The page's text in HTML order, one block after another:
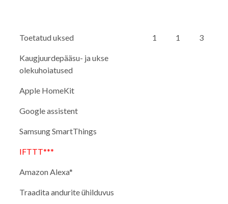
Toetatud uksed 1 1 3
Kaugjuurdepääsu- ja ukse
olekuhoiatused
Apple HomeKit
Google assistent
Samsung SmartThings
IFTTT***
Amazon Alexa*
Traadita andurite ühilduvus